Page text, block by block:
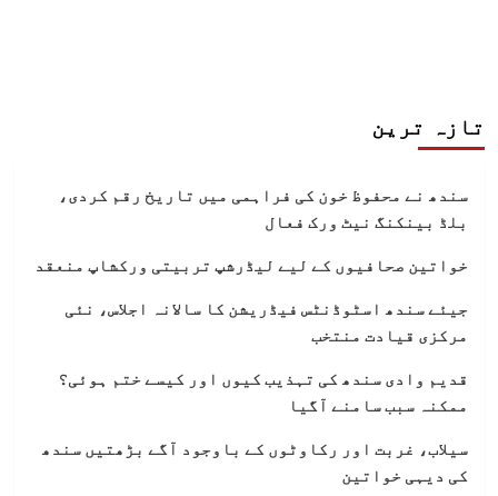
تازہ ترین
سندھ نے محفوظ خون کی فراہمی میں تاریخ رقم کردی،
بلڈ بینکنگ نیٹ ورک فعال
خواتین صحافیوں کے لیے لیڈرشپ تربیتی ورکشاپ منعقد
جیئے سندھ اسٹوڈنٹس فیڈریشن کا سالانہ اجلاس، نئی
مرکزی قیادت منتخب
قدیم وادی سندھ کی تہذیب کیوں اور کیسے ختم ہوئی؟
ممکنہ سبب سامنے آگیا
سیلاب، غربت اور رکاوٹوں کے باوجود آگے بڑھتیں سندھ
کی دیہی خواتین